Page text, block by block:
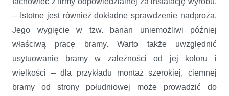
– Istotne jest również dokładne sprawdzenie nadproża.
Jego wygięcie w tzw. banan uniemożliwi później
właściwą pracę bramy. Warto także uwzględnić
usytuowanie bramy w zależności od jej koloru i
wielkości – dla przykładu montaż szerokiej, ciemnej
bramy od strony południowej może prowadzić do